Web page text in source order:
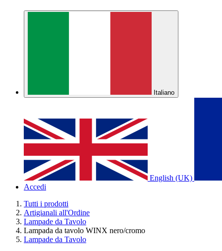
Italiano
English (UK)
Accedi
Tutti i prodotti
Artigianali all'Ordine
Lampade da Tavolo
Lampada da tavolo WINX nero/cromo
Lampade da Tavolo